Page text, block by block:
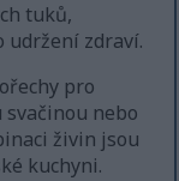
tuků,
udržení zdraví.
pro
svačinou nebo
živin jsou
kuchyni.